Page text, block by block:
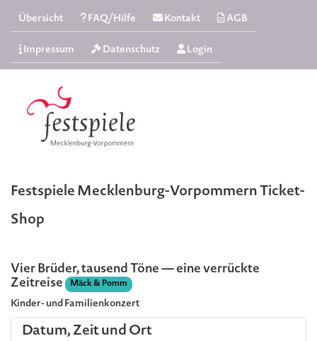
Übersicht FAQ/Hilfe Kontakt AGB
Impressum Datenschutz Login
Festspiele Mecklenburg-Vorpommern Ticket-
Shop
Vier Brüder, tausend Töne — eine verrückte
Zeitreise
Mäck & Pomm
Kinder- und Familienkonzert
Datum, Zeit und Ort